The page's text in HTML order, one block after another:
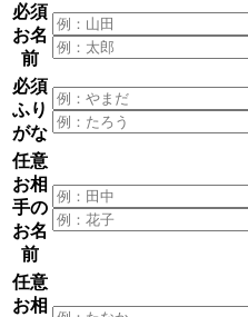
必須
お名
前
必須
ふり
がな
任意
お相
手の
お名
前
任意
お相